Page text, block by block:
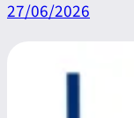
27/06/2026